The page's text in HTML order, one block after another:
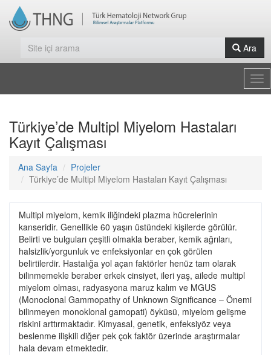
Ara
Türkiye’de Multipl Miyelom Hastaları
Kayıt Çalışması
Ana Sayfa
Projeler
Türkiye’de Multipl Miyelom Hastaları Kayıt Çalışması
Multipl miyelom, kemik iliğindeki plazma hücrelerinin
kanseridir. Genellikle 60 yaşın üstündeki kişilerde görülür.
Belirti ve bulguları çeşitli olmakla beraber, kemik ağrıları,
halsizlik/yorgunluk ve enfeksiyonlar en çok görülen
belirtilerdir. Hastalığa yol açan faktörler henüz tam olarak
bilinmemekle beraber erkek cinsiyet, ileri yaş, ailede multipl
miyelom olması, radyasyona maruz kalım ve MGUS
(Monoclonal Gammopathy of Unknown Significance – Önemi
bilinmeyen monoklonal gamopati) öyküsü, miyelom gelişme
riskini arttırmaktadır. Kimyasal, genetik, enfeksiyöz veya
beslenme ilişkili diğer pek çok faktör üzerinde araştırmalar
hala devam etmektedir.